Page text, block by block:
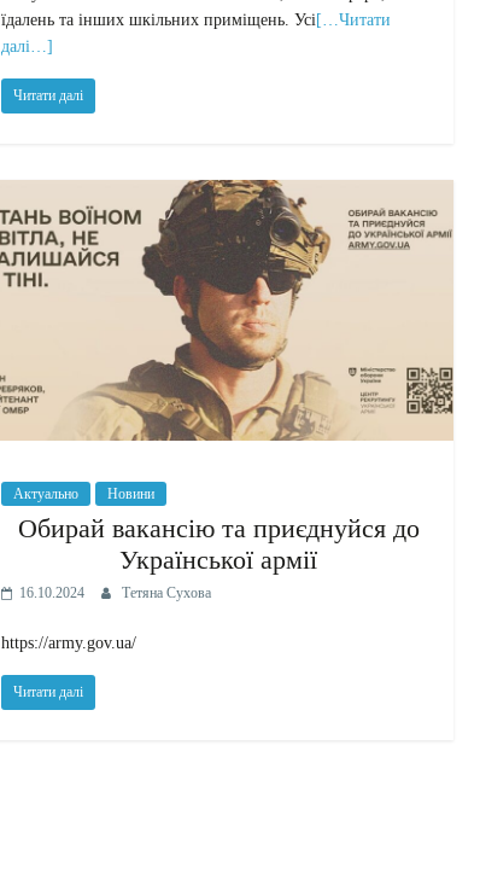
їдалень та інших шкільних приміщень. Усі[…Читати
далі…]
Читати далі
Актуально Новини
Обирай вакансію та приєднуйся до
Української армії
16.10.2024 Тетяна Сухова
https://army.gov.ua/
Читати далі